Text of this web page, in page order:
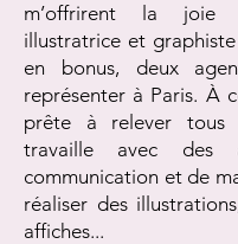
m’offrirent la joie
illustratrice et
en bonus, deux
représenter à Paris. À
prête à relever tous
travaille avec des
communication et de
réaliser des
affiches...